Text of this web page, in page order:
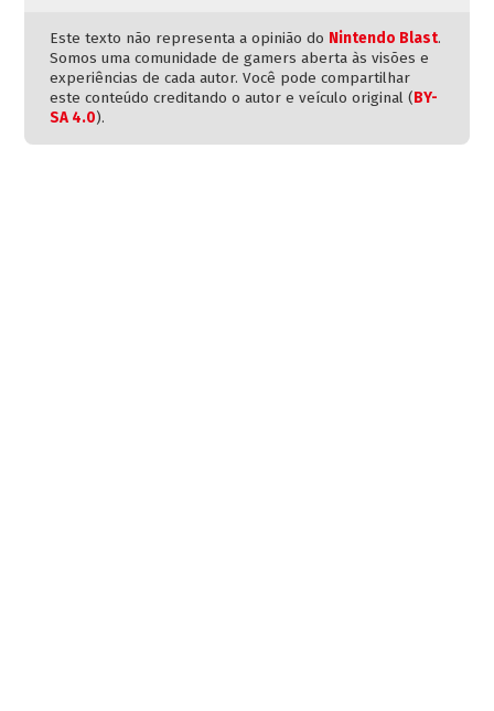
Este texto não representa a opinião do Nintendo Blast.
Somos uma comunidade de gamers aberta às visões e
experiências de cada autor. Você pode compartilhar
este conteúdo creditando o autor e veículo original (BY-
SA 4.0).